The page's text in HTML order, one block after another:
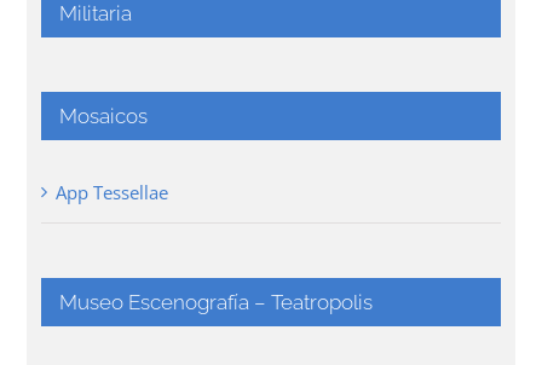
Militaria
Mosaicos
App Tessellae
Museo Escenografía – Teatropolis